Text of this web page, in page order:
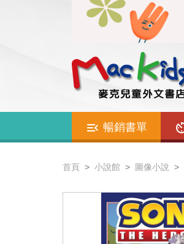
暢銷書單
首頁 小說館 圖像小說